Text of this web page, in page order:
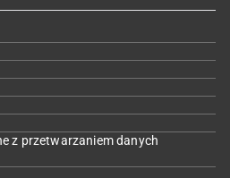
z przetwarzaniem danych